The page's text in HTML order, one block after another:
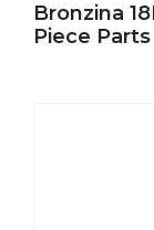
Bronzina
Piece Parts